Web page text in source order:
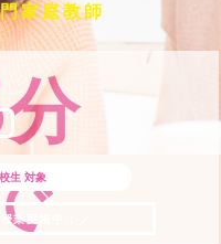
家庭教師
分
生 対象
業実施中!! ／